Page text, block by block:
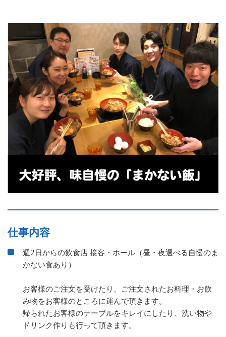
仕事内容
週2日からの飲食店 接客・ホール（昼・夜選べる自慢のま
かない食あり）
お客様のご注文を受けたり、ご注文されたお料理・お飲
み物をお客様のところに運んで頂きます。
帰られたお客様のテーブルをキレイにしたり、洗い物や
ドリンク作りも行って頂きます。